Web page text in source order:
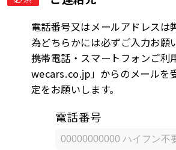
電話番号又はメールアドレスは
為どちらかには必ずご入力お願
携帯電話・スマートフォンご利
wecars.co.jp」からのメールを
定をお願いします。
電話番号